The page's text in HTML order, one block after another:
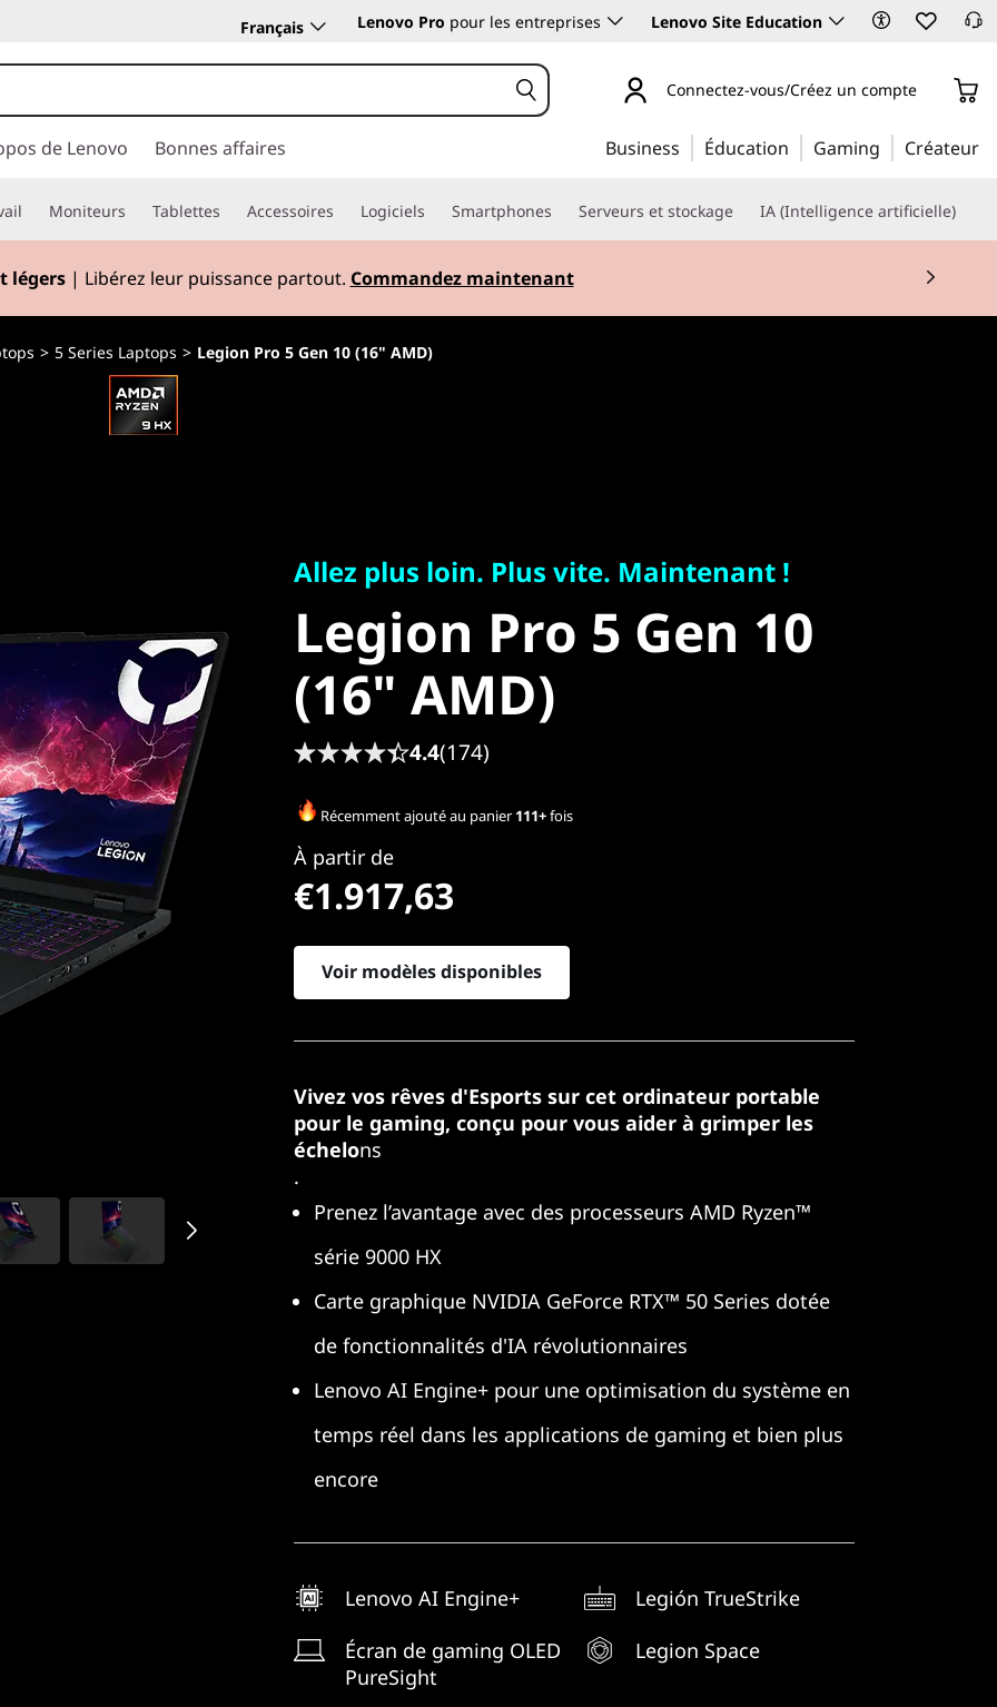
Français Lenovo Pro pour les entreprises Lenovo Site Education
Connectez-vous/Créez un compte
de Lenovo Bonnes affaires Business Éducation Gaming Créateur
Moniteurs Tablettes Accessoires Logiciels Smartphones Serveurs et stockage IA (Intelligence artificielle)
légers| Libérez leur puissance partout. Commandez maintenant
> 5 Series Laptops > Legion Pro 5 Gen 10 (16" AMD)
Legion Pro 5 Gen 10
(16" AMD)
Allez plus loin. Plus vite. Maintenant !
Legion Pro 5 Gen 10
(16" AMD)
4.4(174)
Récemment ajouté au panier111+fois
À partir de
€1.917,63
Voir modèles disponibles
Vivez vos rêves d'Esports sur cet ordinateur portable
pour le gaming, conçu pour vous aider à grimper les
échelons
.
Prenez l’avantage avec des processeurs AMD Ryzen™
série 9000 HX
Carte graphique NVIDIA GeForce RTX™ 50 Series dotée
de fonctionnalités d'IA révolutionnaires
Lenovo AI Engine+ pour une optimisation du système en
temps réel dans les applications de gaming et bien plus
encore
Lenovo AI Engine+
Legión TrueStrike
Écran de gaming OLED
PureSight
Legion Space